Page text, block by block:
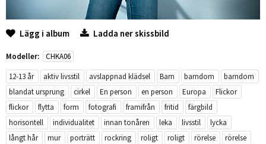
Lägg i album Ladda ner skissbild
Modeller:
CHKA06
12-13 år
aktiv livsstil avslappnad klädsel Barn barndom
barndom
blandat ursprung
cirkel En person en person Europa
Flickor
flickor
flytta form fotografi framifrån fritid
färgbild
horisontell
individualitet innan tonåren leka livsstil
lycka
långt hår
mur porträtt rockring roligt roligt rörelse
rörelse